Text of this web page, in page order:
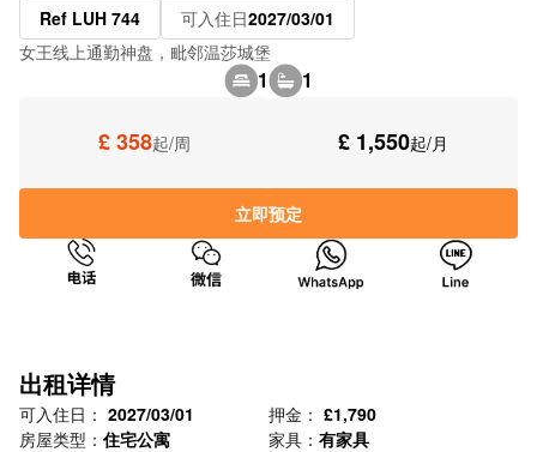
Ref LUH 744 可入住日2027/03/01
女王线上通勤神盘，毗邻温莎城堡
1 1
£ 358起/周 £ 1,550起/月
立即预定
出租详情
可入住日： 2027/03/01 押金： £1,790
房屋类型： 住宅公寓 家具： 有家具